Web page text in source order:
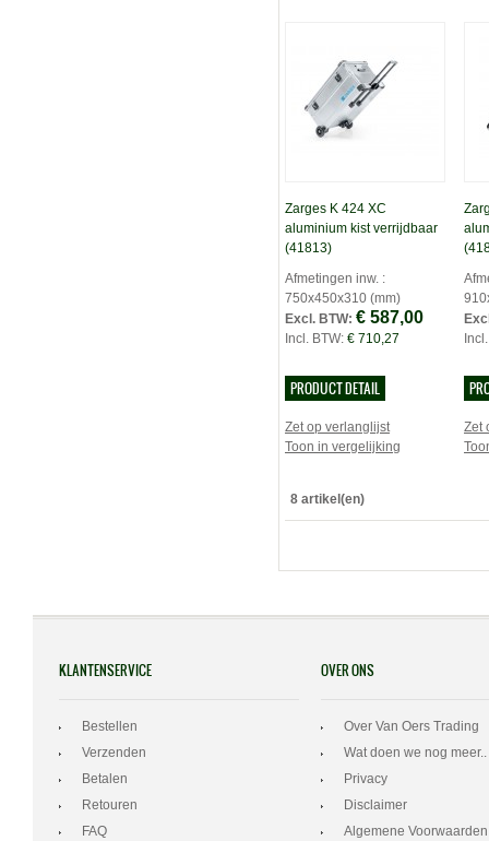
Zarges K 424 XC
aluminium kist verrijdbaar
(41813)
Afmetingen inw. :
750x450x310 (mm)
Excl. BTW: € 587,00
Incl. BTW: € 710,27
PRODUCT DETAIL
Zet op verlanglijst
Toon in vergelijking
Zet
8 artikel(en)
KLANTENSERVICE
Bestellen
Verzenden
Betalen
Retouren
FAQ
OVER ONS
Over Van Oers Trading
Wat doen we nog meer..
Privacy
Disclaimer
Algemene Voorwaarden